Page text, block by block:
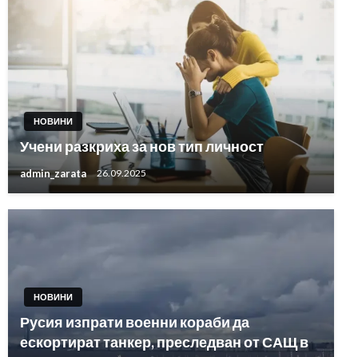
НОВИНИ
Учени разкриха за нов тип личност
admin_zarata 26.09.2025
НОВИНИ
Русия изпрати военни кораби да
ескортират танкер, преследван от САЩ в